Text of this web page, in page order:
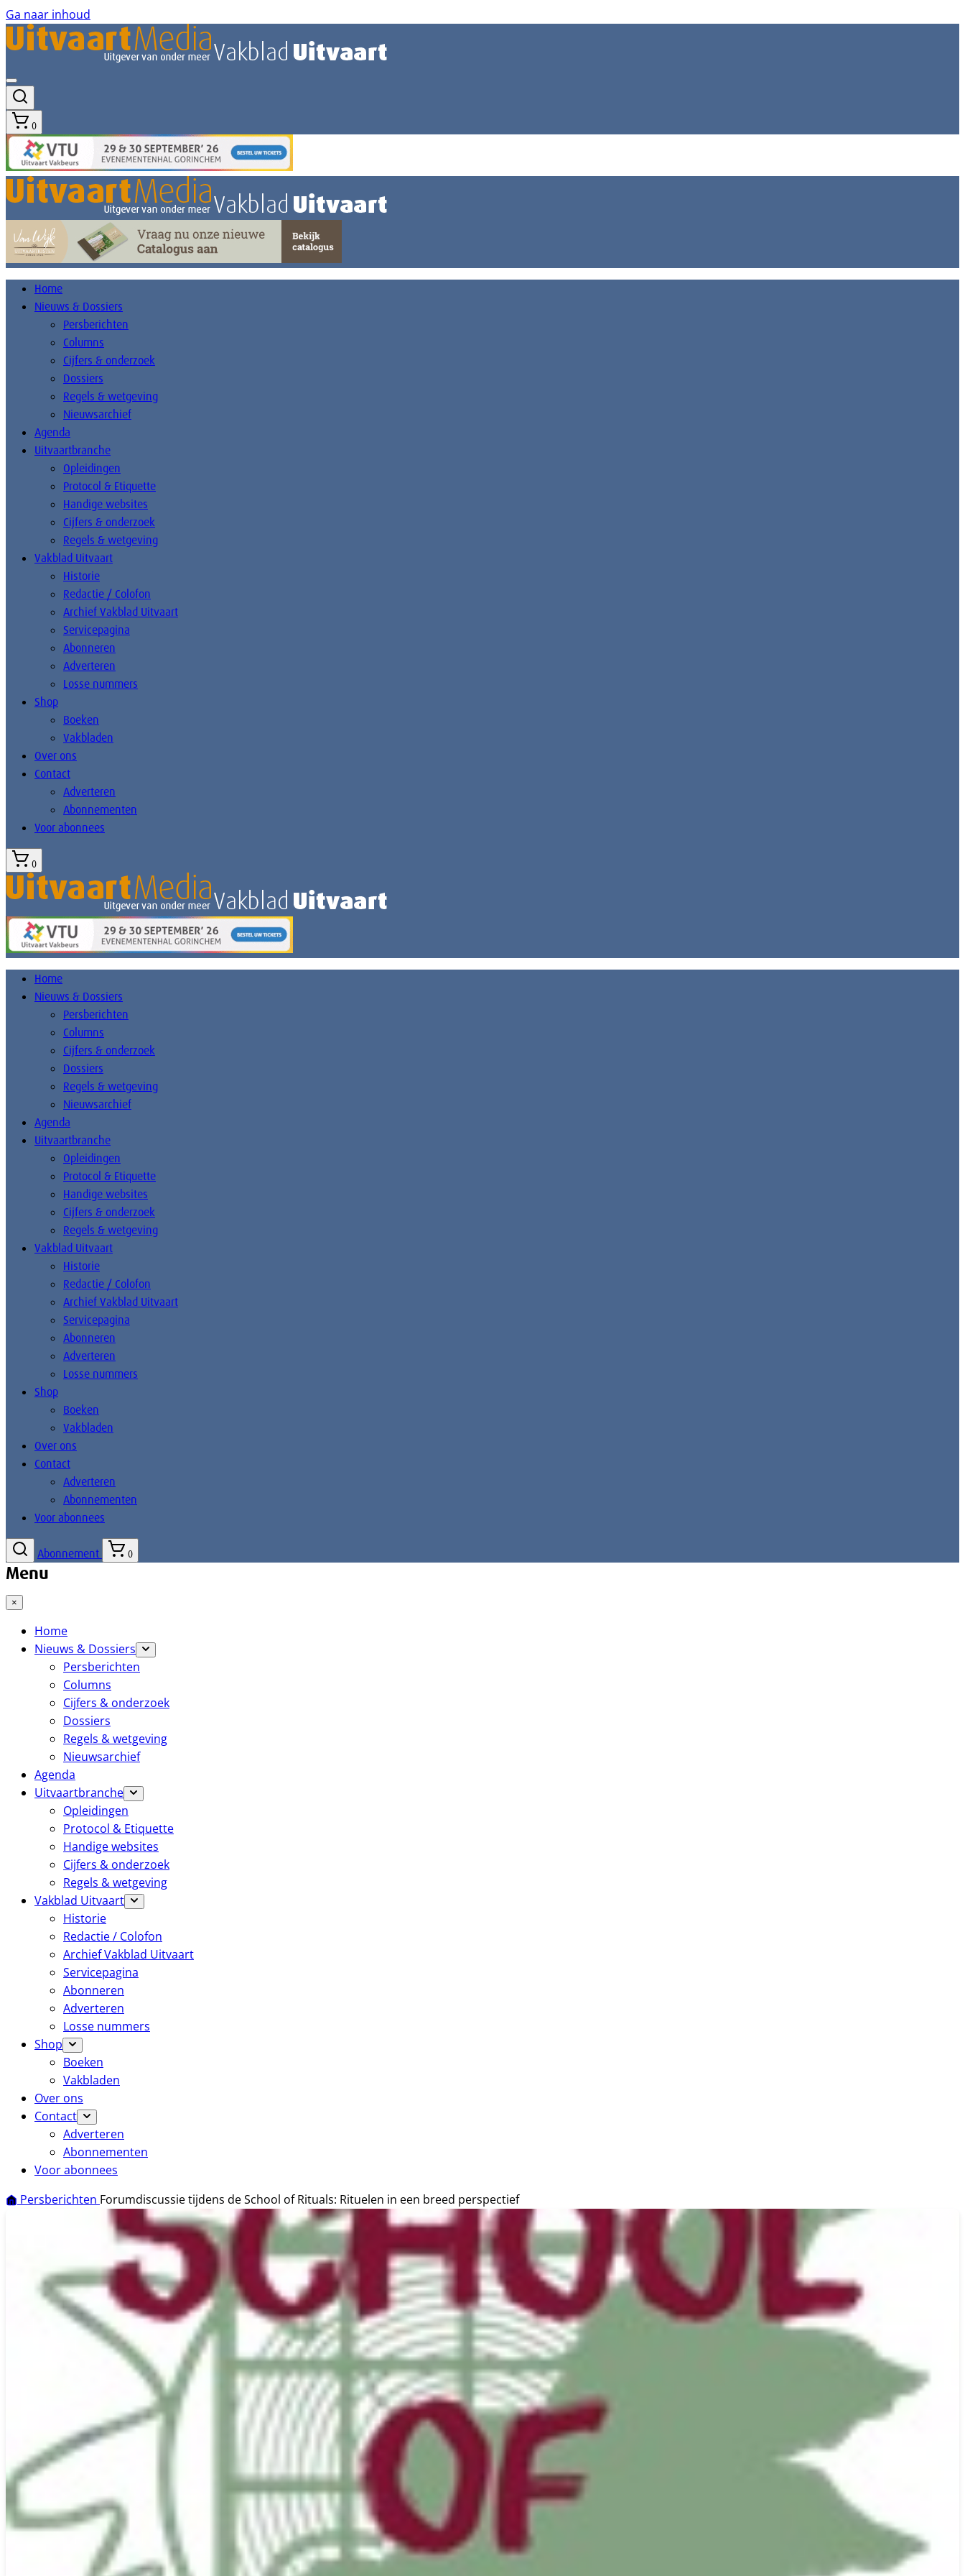
Ga naar inhoud
0
Home
Nieuws & Dossiers
Persberichten
Columns
Cijfers & onderzoek
Dossiers
Regels & wetgeving
Nieuwsarchief
Agenda
Uitvaartbranche
Opleidingen
Protocol & Etiquette
Handige websites
Cijfers & onderzoek
Regels & wetgeving
Vakblad Uitvaart
Historie
Redactie / Colofon
Archief Vakblad Uitvaart
Servicepagina
Abonneren
Adverteren
Losse nummers
Shop
Boeken
Vakbladen
Over ons
Contact
Adverteren
Abonnementen
Voor abonnees
0
Home
Nieuws & Dossiers
Persberichten
Columns
Cijfers & onderzoek
Dossiers
Regels & wetgeving
Nieuwsarchief
Agenda
Uitvaartbranche
Opleidingen
Protocol & Etiquette
Handige websites
Cijfers & onderzoek
Regels & wetgeving
Vakblad Uitvaart
Historie
Redactie / Colofon
Archief Vakblad Uitvaart
Servicepagina
Abonneren
Adverteren
Losse nummers
Shop
Boeken
Vakbladen
Over ons
Contact
Adverteren
Abonnementen
Voor abonnees
Abonnement 0
Menu
×
Home
Nieuws & Dossiers
Persberichten
Columns
Cijfers & onderzoek
Dossiers
Regels & wetgeving
Nieuwsarchief
Agenda
Uitvaartbranche
Opleidingen
Protocol & Etiquette
Handige websites
Cijfers & onderzoek
Regels & wetgeving
Vakblad Uitvaart
Historie
Redactie / Colofon
Archief Vakblad Uitvaart
Servicepagina
Abonneren
Adverteren
Losse nummers
Shop
Boeken
Vakbladen
Over ons
Contact
Adverteren
Abonnementen
Voor abonnees
Persberichten Forumdiscussie tijdens de School of Rituals: Rituelen in een breed perspectief